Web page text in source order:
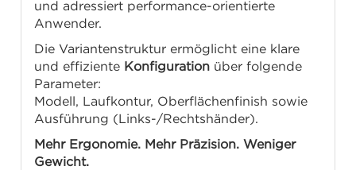
und adressiert performance-orientierte
Anwender.
Die Variantenstruktur ermöglicht eine klare
und effiziente Konfiguration über folgende
Parameter:
Modell, Laufkontur, Oberflächenfinish sowie
Ausführung (Links-/Rechtshänder).
Mehr Ergonomie. Mehr Präzision. Weniger
Gewicht.